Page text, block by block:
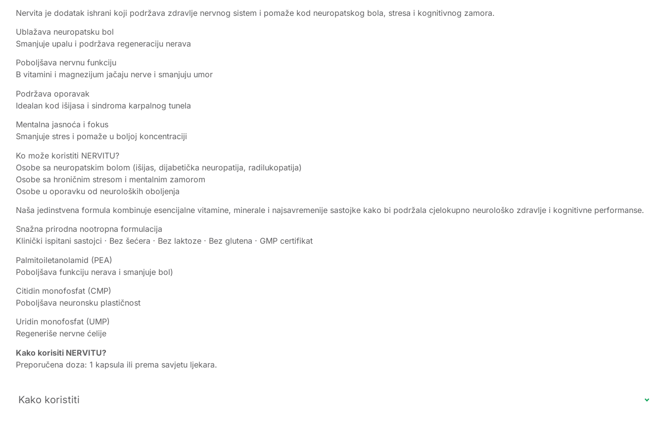
Nervita je dodatak ishrani koji podržava zdravlje nervnog sistem i pomaže kod neuropatskog bola, stresa i kognitivnog zamora.
Ublažava neuropatsku bol
Smanjuje upalu i podržava regeneraciju nerava
Poboljšava nervnu funkciju
B vitamini i magnezijum jačaju nerve i smanjuju umor
Podržava oporavak
Idealan kod išijasa i sindroma karpalnog tunela
Mentalna jasnoća i fokus
Smanjuje stres i pomaže u boljoj koncentraciji
Ko može koristiti NERVITU?
Osobe sa neuropatskim bolom (išijas, dijabetička neuropatija, radilukopatija)
Osobe sa hroničnim stresom i mentalnim zamorom
Osobe u oporavku od neuroloških oboljenja
Naša jedinstvena formula kombinuje esencijalne vitamine, minerale i najsavremenije sastojke kako bi podržala cjelokupno neurološko zdravlje i kognitivne performanse.
Snažna prirodna nootropna formulacija
Klinički ispitani sastojci · Bez šećera · Bez laktoze · Bez glutena · GMP certifikat
Palmitoiletanolamid (PEA)
Poboljšava funkciju nerava i smanjuje bol)
Citidin monofosfat (CMP)
Poboljšava neuronsku plastičnost
Uridin monofosfat (UMP)
Regeneriše nervne ćelije
Kako korisiti NERVITU?
Preporučena doza: 1 kapsula ili prema savjetu ljekara.
Kako koristiti